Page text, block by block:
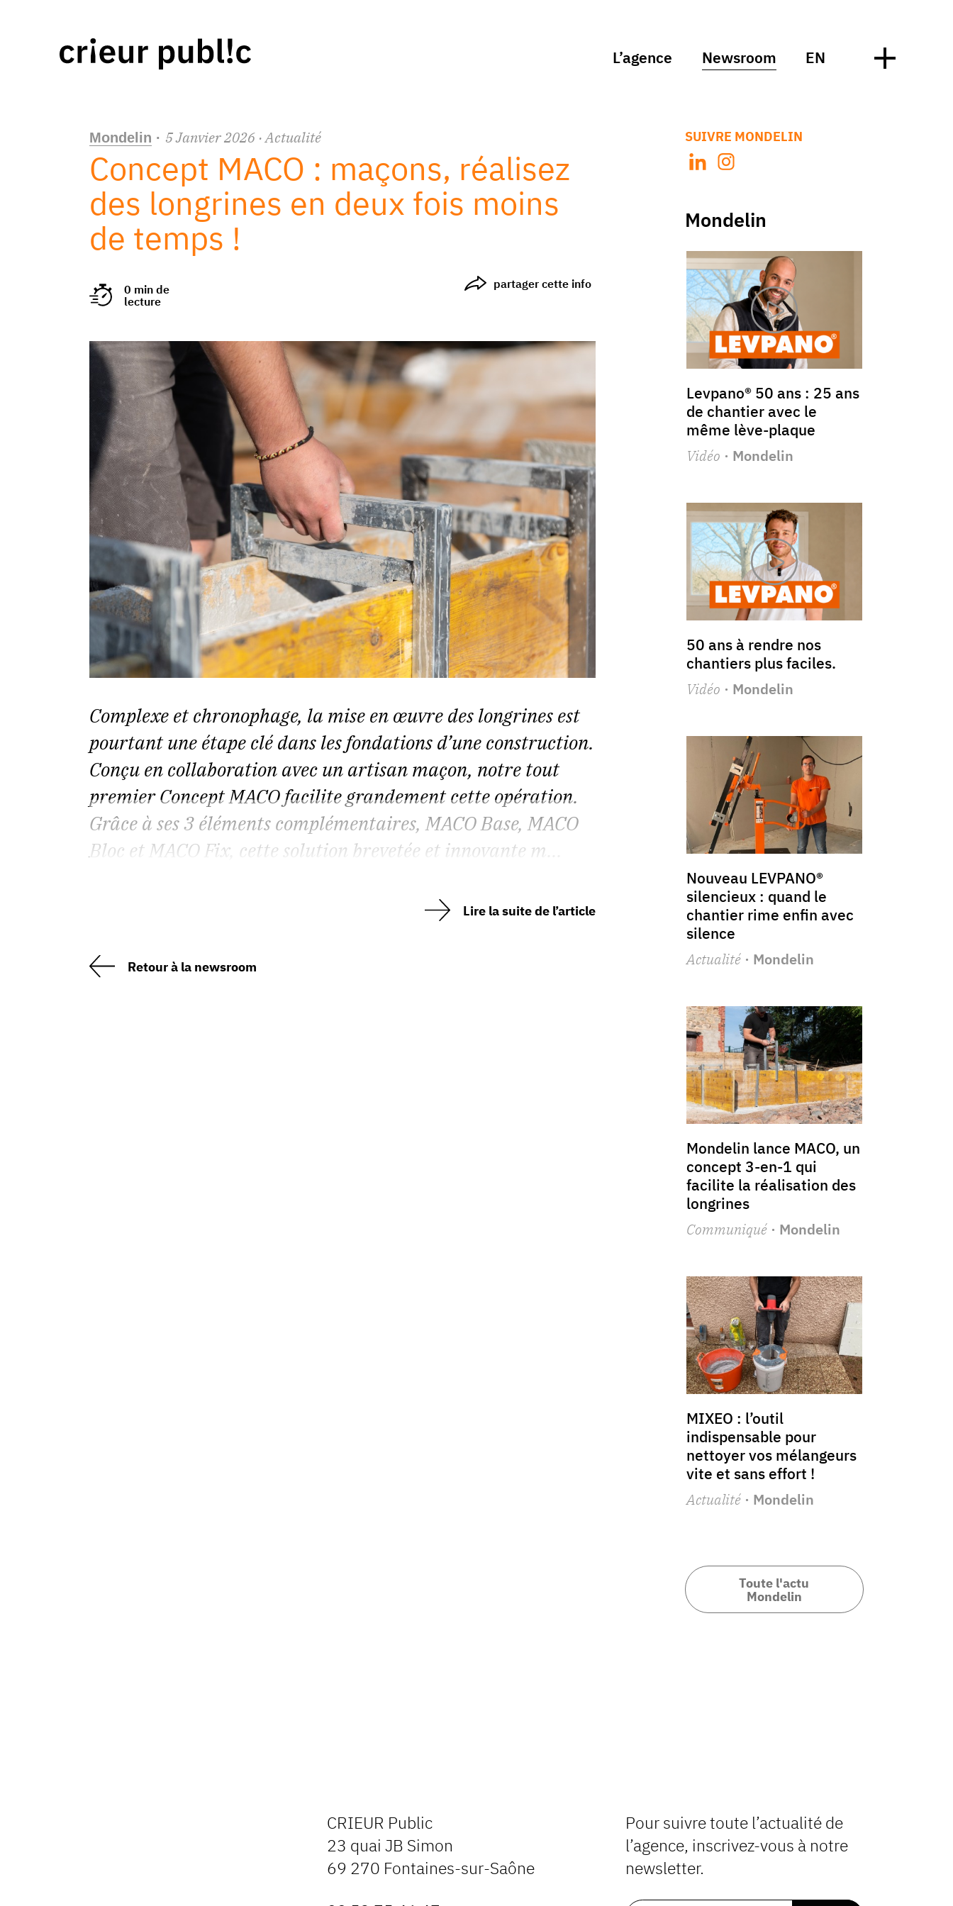
L’agence Newsroom EN
Mondelin · 5Janvier2026 · Actualité
Concept MACO : maçons, réalisez
des longrines en deux fois moins
de temps !
0 min de
lecture
partager cette info
Complexe et chronophage, la mise en œuvre des longrines est
pourtant une étape clé dans les fondations d’une construction.
Conçu en collaboration avec un artisan maçon, notre tout
premier Concept MACO facilite grandement cette opération.
Grâce à ses 3 éléments complémentaires, MACO Base, MACO
Bloc et MACO Fix, cette solution brevetée et innovante m...
Lire la suite de l’article
Retour à la newsroom
SUIVRE MONDELIN
Mondelin
Levpano® 50 ans : 25 ans
de chantier avec le
même lève-plaque
Vidéo · Mondelin
50 ans à rendre nos
chantiers plus faciles.
Vidéo · Mondelin
Nouveau LEVPANO®
silencieux : quand le
chantier rime enfin avec
silence
Actualité· Mondelin
Mondelin lance MACO, un
concept 3-en-1 qui
facilite la réalisation des
longrines
Communiqué· Mondelin
MIXEO : l’outil
indispensable pour
nettoyer vos mélangeurs
vite et sans effort !
Actualité· Mondelin
Toute l'actu
Mondelin
CRIEUR Public
23 quai JB Simon
69 270 Fontaines-sur-Saône
Pour suivre toute l’actualité de
l’agence, inscrivez-vous à notre
newsletter.